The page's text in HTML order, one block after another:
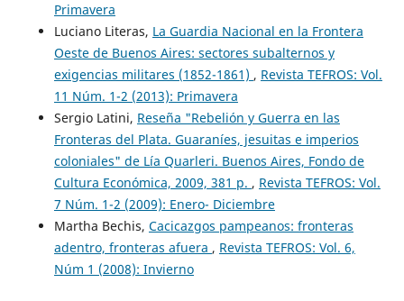
Primavera
Luciano Literas, La Guardia Nacional en la Frontera
Oeste de Buenos Aires: sectores subalternos y
exigencias militares (1852-1861) , Revista TEFROS: Vol.
11 Núm. 1-2 (2013): Primavera
Sergio Latini, Reseña "Rebelión y Guerra en las
Fronteras del Plata. Guaraníes, jesuitas e imperios
coloniales" de Lía Quarleri. Buenos Aires, Fondo de
Cultura Económica, 2009, 381 p. , Revista TEFROS: Vol.
7 Núm. 1-2 (2009): Enero- Diciembre
Martha Bechis, Cacicazgos pampeanos: fronteras
adentro, fronteras afuera , Revista TEFROS: Vol. 6,
Núm 1 (2008): Invierno